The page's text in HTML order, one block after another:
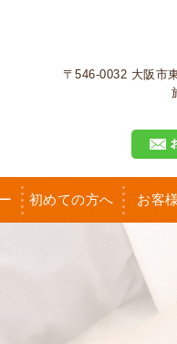
〒546-0032 大阪市
初めての方へ お客